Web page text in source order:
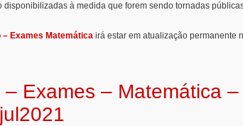
disponibilizadas à medida que forem sendo tornadas
– Exames Matemática irá estar em atualização permanente
Exames – Matemática –